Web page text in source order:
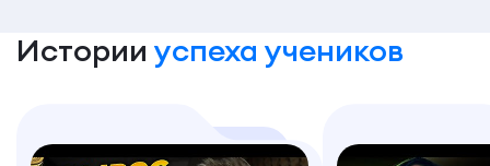
Истории успеха учеников